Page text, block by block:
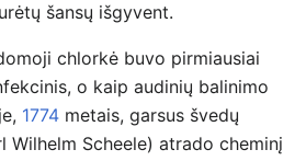
šansų išgyvent.
chlorkė buvo pirmiausiai
o kaip audinių balinimo
1774 metais, garsus švedų
Wilhelm Scheele) atrado cheminį